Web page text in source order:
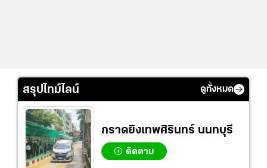
สรุปไทม์ไลน์ ดูทั้งหมด
กราดยิงเทพศิรินทร์ นนทบุรี
ติดตาม